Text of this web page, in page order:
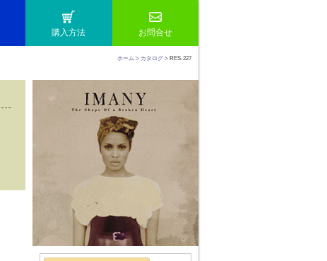
購入方法 お問合せ
ホーム > カタログ > RES-227